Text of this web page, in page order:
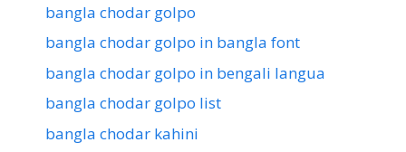
bangla chodar golpo
bangla chodar golpo in bangla font
bangla chodar golpo in bengali langua
bangla chodar golpo list
bangla chodar kahini